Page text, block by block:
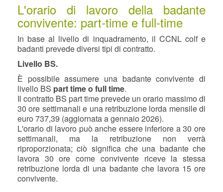
L'orario di lavoro della badante
convivente: part-time e full-time
In base al livello di inquadramento, il CCNL colf e
badanti prevede diversi tipi di contratto.
Livello BS.
È possibile assumere una badante convivente di
livello BS part time o full time.
Il contratto BS part time prevede un orario massimo di
30 ore settimanali e una retribuzione lorda mensile di
euro 737,39 (aggiornata a gennaio 2026).
L'orario di lavoro può anche essere inferiore a 30 ore
settimanali, ma la retribuzione non verrà
riproporzionata; ciò significa che una badante che
lavora 30 ore come convivente riceve la stessa
retribuzione lorda di una badante che lavora 15 ore
convivente.